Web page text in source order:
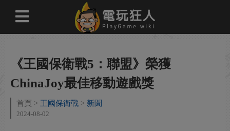
《王國保衛戰5：聯盟》榮獲
ChinaJoy最佳移動遊戲獎
首頁 王國保衛戰 新聞
2024-08-02